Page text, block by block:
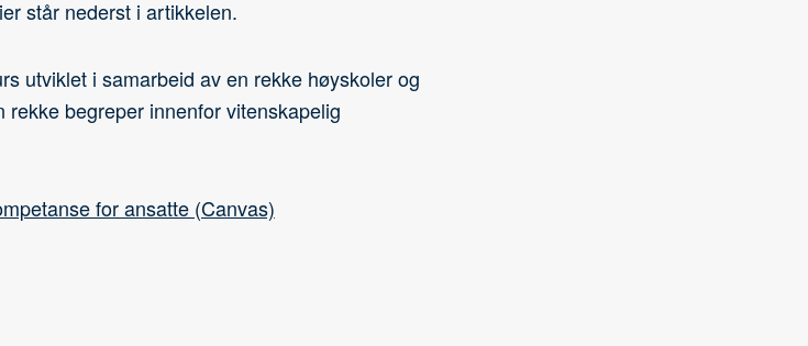
står nederst i artikkelen.
utviklet i samarbeid av en rekke høyskoler og
rekke begreper innenfor vitenskapelig
for ansatte (Canvas)